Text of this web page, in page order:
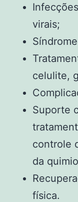
virais;
celulite,
Suporte
controle
da
física.